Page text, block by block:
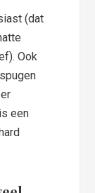
(dat
Ook
een